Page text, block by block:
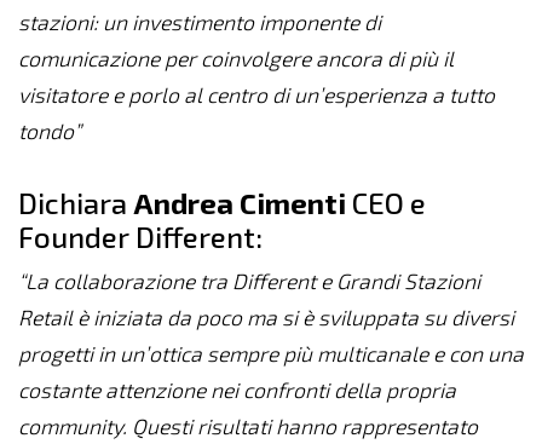
stazioni: un investimento imponente di
comunicazione per coinvolgere ancora di più il
visitatore e porlo al centro di un’esperienza a tutto
tondo”
Dichiara Andrea Cimenti CEO e
Founder Different:
“La collaborazione tra Different e Grandi Stazioni
Retail è iniziata da poco ma si è sviluppata su diversi
progetti in un’ottica sempre più multicanale e con una
costante attenzione nei confronti della propria
community. Questi risultati hanno rappresentato